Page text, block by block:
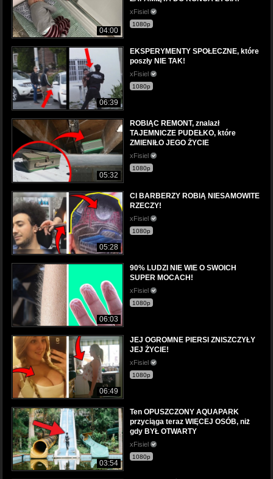
04:00
xFisiel
1080p
06:39
EKSPERYMENTY SPOŁECZNE, które
poszły NIE TAK!
xFisiel
1080p
05:32
ROBIĄC REMONT, znalazł
TAJEMNICZE PUDEŁKO, które
ZMIENIŁO JEGO ŻYCIE
xFisiel
1080p
05:28
CI BARBERZY ROBIĄ NIESAMOWITE
RZECZY!
xFisiel
1080p
06:03
90% LUDZI NIE WIE O SWOICH
SUPER MOCACH!
xFisiel
1080p
06:49
JEJ OGROMNE PIERSI ZNISZCZYŁY
JEJ ŻYCIE!
xFisiel
1080p
03:54
Ten OPUSZCZONY AQUAPARK
przyciąga teraz WIĘCEJ OSÓB, niż
gdy BYŁ OTWARTY
xFisiel
1080p